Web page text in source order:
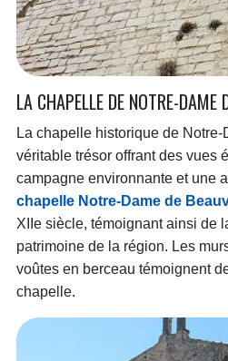
LA CHAPELLE DE NOTRE-DAME
La chapelle historique de
véritable trésor offrant des vues
campagne environnante et une
chapelle Notre-Dame de
XIIe siècle, témoignant ainsi de
patrimoine de la région. Les
voûtes en berceau témoignent
chapelle.